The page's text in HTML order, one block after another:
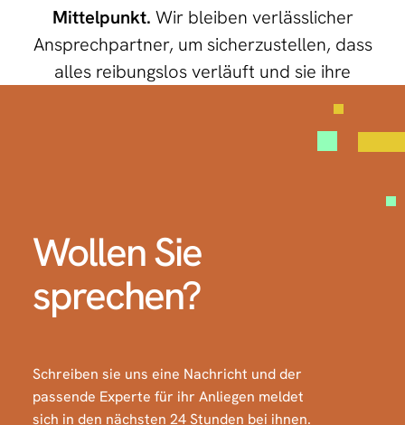
Mittelpunkt. Wir bleiben verlässlicher
Ansprechpartner, um sicherzustellen, dass
alles reibungslos verläuft und sie ihre
Wollen Sie
sprechen?
Schreiben sie uns eine Nachricht und der
passende Experte für ihr Anliegen meldet
sich in den nächsten 24 Stunden bei ihnen.